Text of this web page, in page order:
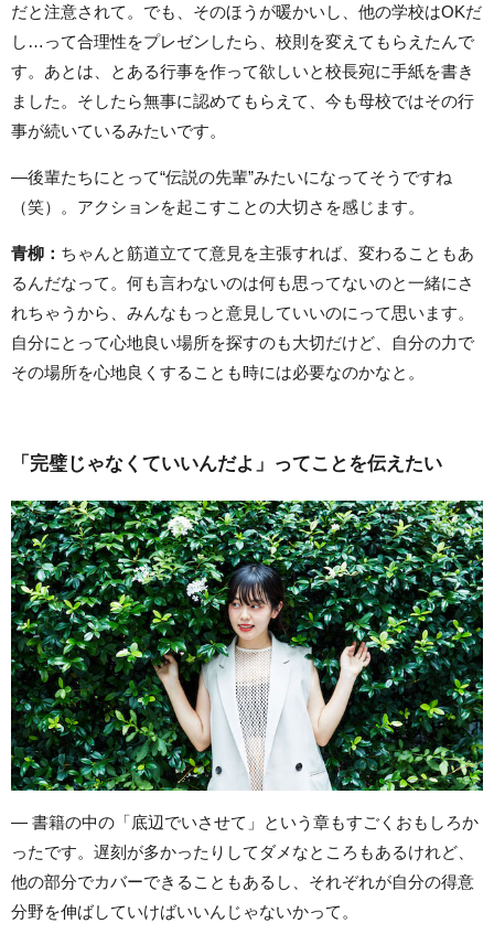
だと注意されて。でも、そのほうが暖かいし、他の学校はOKだ
し…って合理性をプレゼンしたら、校則を変えてもらえたんで
す。あとは、とある行事を作って欲しいと校長宛に手紙を書き
ました。そしたら無事に認めてもらえて、今も母校ではその行
事が続いているみたいです。
―後輩たちにとって“伝説の先輩”みたいになってそうですね
（笑）。アクションを起こすことの大切さを感じます。
青柳： ちゃんと筋道立てて意見を主張すれば、変わることもあ
るんだなって。何も言わないのは何も思ってないのと一緒にさ
れちゃうから、みんなもっと意見していいのにって思います。
自分にとって心地良い場所を探すのも大切だけど、自分の力で
その場所を心地良くすることも時には必要なのかなと。
「完璧じゃなくていいんだよ」ってことを伝えたい
― 書籍の中の「底辺でいさせて」という章もすごくおもしろか
ったです。遅刻が多かったりしてダメなところもあるけれど、
他の部分でカバーできることもあるし、それぞれが自分の得意
分野を伸ばしていけばいいんじゃないかって。